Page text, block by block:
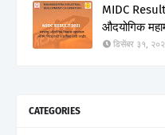
MIDC
औदयोगिक
डिसेंबर ३१,
CATEGORIES